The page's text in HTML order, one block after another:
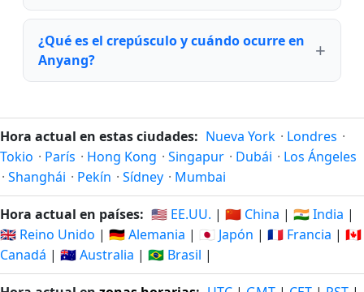
¿Qué es el crepúsculo y cuándo ocurre en
Anyang?
Hora actual en estas ciudades: Nueva York · Londres ·
Tokio · París · Hong Kong · Singapur · Dubái · Los Ángeles
· Shanghái · Pekín · Sídney · Mumbai
Hora actual en países: 🇺🇸 EE.UU. | 🇨🇳 China | 🇮🇳 India |
🇬🇧 Reino Unido | 🇩🇪 Alemania | 🇯🇵 Japón | 🇫🇷 Francia | 🇨🇦
Canadá | 🇦🇺 Australia | 🇧🇷 Brasil |